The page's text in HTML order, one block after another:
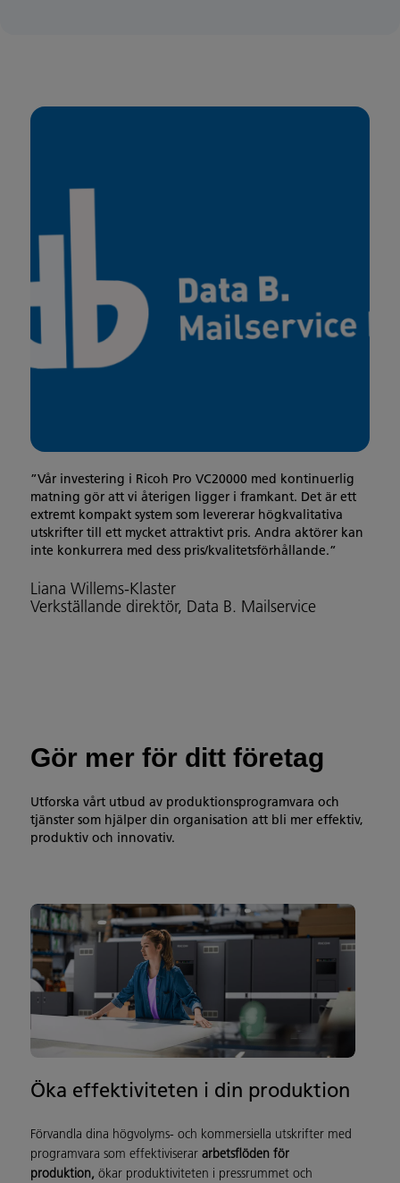
”Vår investering i Ricoh Pro VC20000 med kontinuerlig
matning gör att vi återigen ligger i framkant. Det är ett
extremt kompakt system som levererar högkvalitativa
utskrifter till ett mycket attraktivt pris. Andra aktörer kan
inte konkurrera med dess pris/kvalitetsförhållande.”
Liana Willems-Klaster
Verkställande direktör, Data B. Mailservice
Gör mer för ditt företag
Utforska vårt utbud av produktionsprogramvara och
tjänster som hjälper din organisation att bli mer effektiv,
produktiv och innovativ.
Öka effektiviteten i din produktion
Förvandla dina högvolyms- och kommersiella utskrifter med
programvara som effektiviserar arbetsflöden för
produktion, ökar produktiviteten i pressrummet och